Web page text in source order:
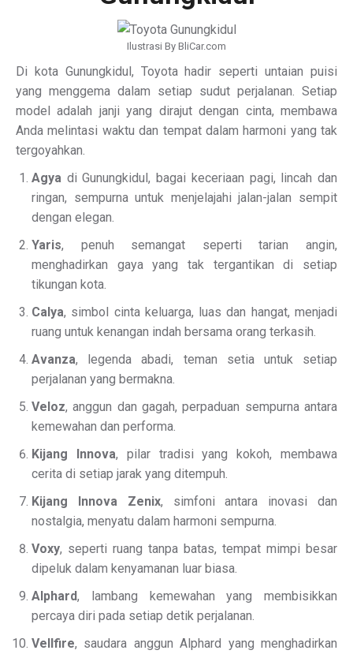
Ilustrasi By BliCar.com
Di kota Gunungkidul, Toyota hadir seperti untaian puisi
yang menggema dalam setiap sudut perjalanan. Setiap
model adalah janji yang dirajut dengan cinta, membawa
Anda melintasi waktu dan tempat dalam harmoni yang tak
tergoyahkan.
Agya di Gunungkidul, bagai keceriaan pagi, lincah dan
ringan, sempurna untuk menjelajahi jalan-jalan sempit
dengan elegan.
Yaris, penuh semangat seperti tarian angin,
menghadirkan gaya yang tak tergantikan di setiap
tikungan kota.
Calya, simbol cinta keluarga, luas dan hangat, menjadi
ruang untuk kenangan indah bersama orang terkasih.
Avanza, legenda abadi, teman setia untuk setiap
perjalanan yang bermakna.
Veloz, anggun dan gagah, perpaduan sempurna antara
kemewahan dan performa.
Kijang Innova, pilar tradisi yang kokoh, membawa
cerita di setiap jarak yang ditempuh.
Kijang Innova Zenix, simfoni antara inovasi dan
nostalgia, menyatu dalam harmoni sempurna.
Voxy, seperti ruang tanpa batas, tempat mimpi besar
dipeluk dalam kenyamanan luar biasa.
Alphard, lambang kemewahan yang membisikkan
percaya diri pada setiap detik perjalanan.
Vellfire, saudara anggun Alphard yang menghadirkan